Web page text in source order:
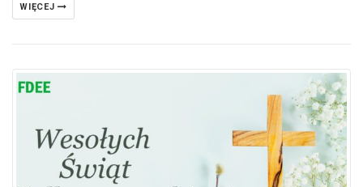
WIĘCEJ